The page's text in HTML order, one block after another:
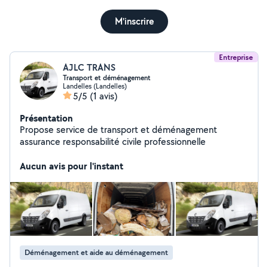
M'inscrire
Entreprise
AJLC TRANS
Transport et déménagement
Landelles (Landelles)
5/5 (1 avis)
Présentation
Propose service de transport et déménagement
assurance responsabilité civile professionnelle
Aucun avis pour l'instant
Déménagement et aide au déménagement